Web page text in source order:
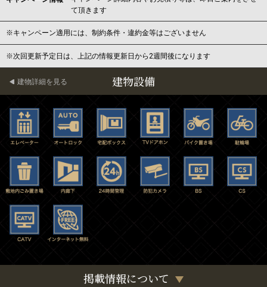
て頂きます
※キャンペーン適用には、制約条件・違約金等はございません
※次回更新予定日は、上記の情報更新日から2週間後になります
建物設備
建物詳細を見る
掲載情報について